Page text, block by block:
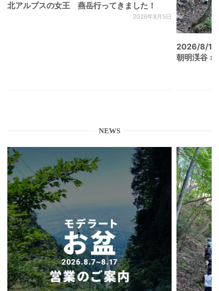
北アルプスの女王 燕岳行ってきました！
2026年8月5日
2026/8/
朝明渓谷 ×
NEWS